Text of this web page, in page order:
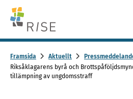
Skip to content -
Framsida Aktuellt
Riksåklagarens byrå och
tillämpning av ungdomsstraff